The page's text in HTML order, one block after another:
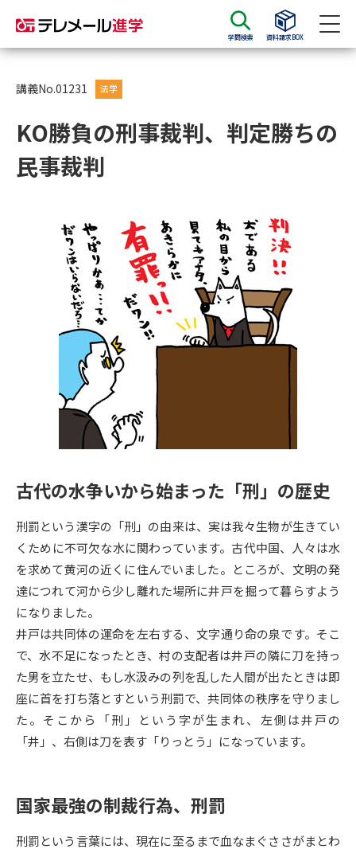
学問検索 資料請求BOX
資料請求
大学・短大の資料種類から請求
総合型選抜・学校推薦型選抜 募
集要項＆願書
大学入学共通テスト利用選抜の
募集要項＆願書
大学・短大以外の資料から請求
専門学校の資料請求
留学・進学関連、塾・予備校
大学入学共通テスト「受験上の
配慮案内」の請求
高等学校卒業程度認定試験
幼稚園教員資格認定試験 小学校教員資格認定試験
高等学校（情報）教員資格認定
試験
大学研究 大学検索
大学で学べる内容や特徴を調べる
新増設大学・学部・学科特集
国際・グローバルに強い大学特
データサイエンス特集 奨学金・特待生制度特集
（高3生用）
（高2生用）
講義No.01231 法学
KO勝負の刑事裁判、判定勝ちの
民事裁判
古代の水争いから始まった「刑」の歴史
刑罰という漢字の「刑」の由来は、実は我々生物が生きてい
くために不可欠な水に関わっています。古代中国、人々は水
を求めて黄河の近くに住んでいました。ところが、文明の発
達につれて河から少し離れた場所に井戸を掘って暮らすよう
になりました。
井戸は共同体の運命を左右する、文字通り命の泉です。そこ
で、水不足になったとき、村の支配者は井戸の隣に刀を持っ
た男を立たせ、もし水汲みの列を乱した人間が出たときは即
座に首を打ち落とすという刑罰で、共同体の秩序を守りまし
た。そこから「刑」という字が生まれ、左側は井戸の
「井」、右側は刀を表す「りっとう」になっています。
国家最強の制裁行為、刑罰
刑罰という言葉には、現在に至るまで血なまぐささがまとわ